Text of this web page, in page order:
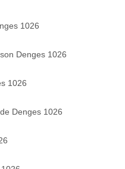
1026
Denges 1026
1026
Denges 1026